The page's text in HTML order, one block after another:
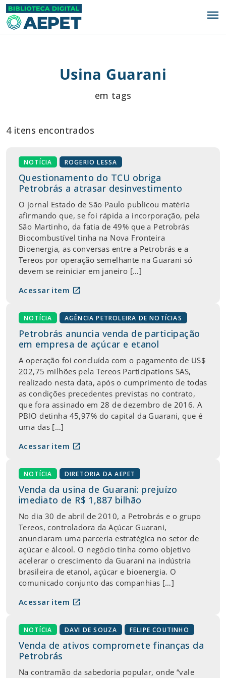
menu
Usina Guarani
em tags
4 itens encontrados
NOTÍCIA ROGERIO LESSA
Questionamento do TCU obriga
Petrobrás a atrasar desinvestimento
O jornal Estado de São Paulo publicou matéria
afirmando que, se foi rápida a incorporação, pela
São Martinho, da fatia de 49% que a Petrobrás
Biocombustível tinha na Nova Fronteira
Bioenergia, as conversas entre a Petrobrás e a
Tereos por operação semelhante na Guarani só
devem se reiniciar em janeiro […]
Acessar item open_in_new
NOTÍCIA AGÊNCIA PETROLEIRA DE NOTÍCIAS
Petrobrás anuncia venda de participação
em empresa de açúcar e etanol
A operação foi concluída com o pagamento de US$
202,75 milhões pela Tereos Participations SAS,
realizado nesta data, após o cumprimento de todas
as condições precedentes previstas no contrato,
que fora assinado em 28 de dezembro de 2016. A
PBIO detinha 45,97% do capital da Guarani, que é
uma das […]
Acessar item open_in_new
NOTÍCIA DIRETORIA DA AEPET
Venda da usina de Guarani: prejuízo
imediato de R$ 1,887 bilhão
No dia 30 de abril de 2010, a Petrobrás e o grupo
Tereos, controladora da Açúcar Guarani,
anunciaram uma parceria estratégica no setor de
açúcar e álcool. O negócio tinha como objetivo
acelerar o crescimento da Guarani na indústria
brasileira de etanol, açúcar e bioenergia. O
comunicado conjunto das companhias […]
Acessar item open_in_new
NOTÍCIA DAVI DE SOUZA FELIPE COUTINHO
Venda de ativos compromete finanças da
Petrobrás
Na contramão da sabedoria popular, onde “vale